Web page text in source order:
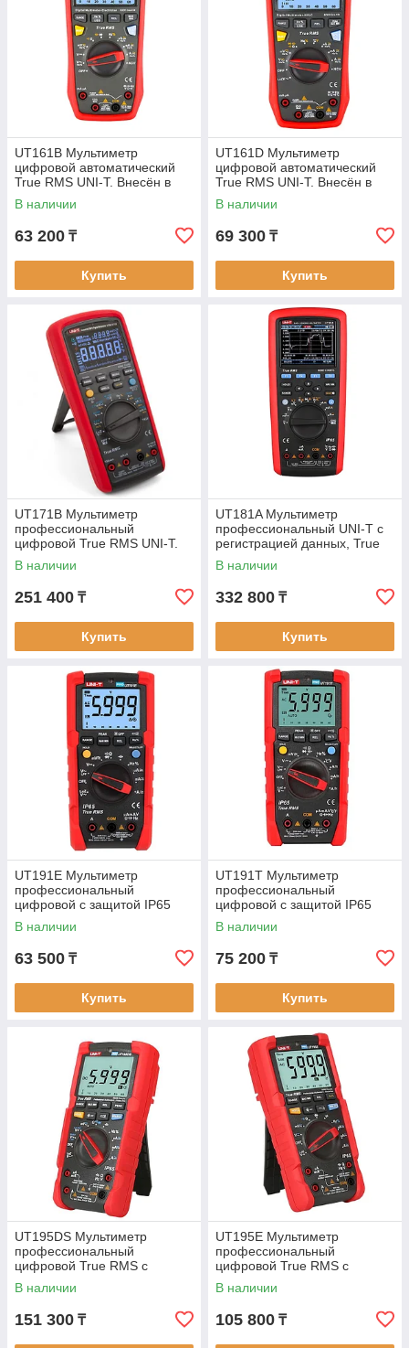
UT161B Мультиметр
цифровой автоматический
True RMS UNI-T. Внесён в
реестр РК
В наличии
63 200 ₸
Купить
UT161D Мультиметр
цифровой автоматический
True RMS UNI-T. Внесён в
реестр РК
В наличии
69 300 ₸
Купить
UT171B Мультиметр
профессиональный
цифровой True RMS UNI-T.
Внесён в реестр РК
В наличии
251 400 ₸
Купить
UT181A Мультиметр
профессиональный UNI-T с
регистрацией данных, True
RMS. Внесён в реестр РК
В наличии
332 800 ₸
Купить
UT191E Мультиметр
профессиональный
цифровой с защитой IP65
True RMS. Внесён в реестр
РК
В наличии
63 500 ₸
Купить
UT191T Мультиметр
профессиональный
цифровой с защитой IP65
True RMS. Внесён в реестр
РК
В наличии
75 200 ₸
Купить
UT195DS Мультиметр
профессиональный
цифровой True RMS с
защитой IP65. Внесён в
реестр РК
В наличии
151 300 ₸
UT195E Мультиметр
профессиональный
цифровой True RMS с
защитой IP65. Внесён в
реестр РК
В наличии
105 800 ₸